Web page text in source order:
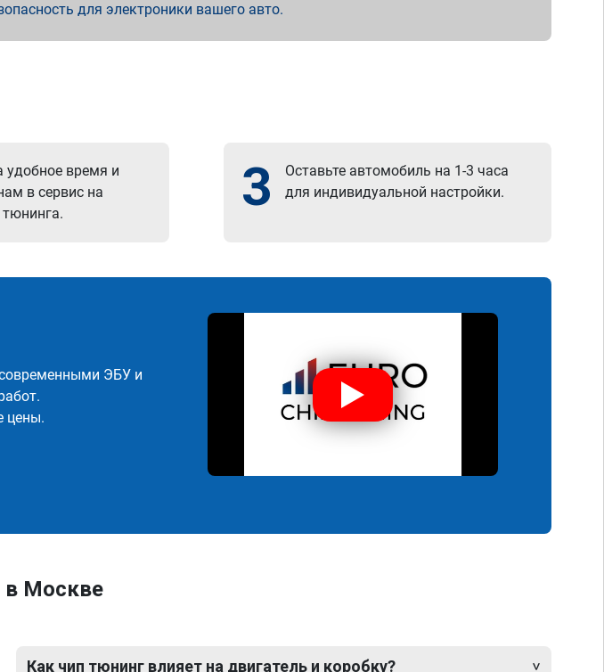
для электроники вашего авто.
удобное время и
в сервис на
тюнинга.
3
Оставьте автомобиль на 1-3 часа
для индивидуальной настройки.
ЭБУ и
цены.
в Москве
Как чип тюнинг влияет на двигатель и коробку?